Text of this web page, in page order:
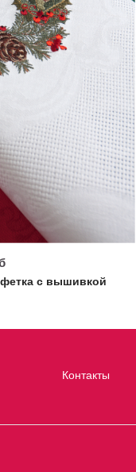
с вышивкой
Контакты